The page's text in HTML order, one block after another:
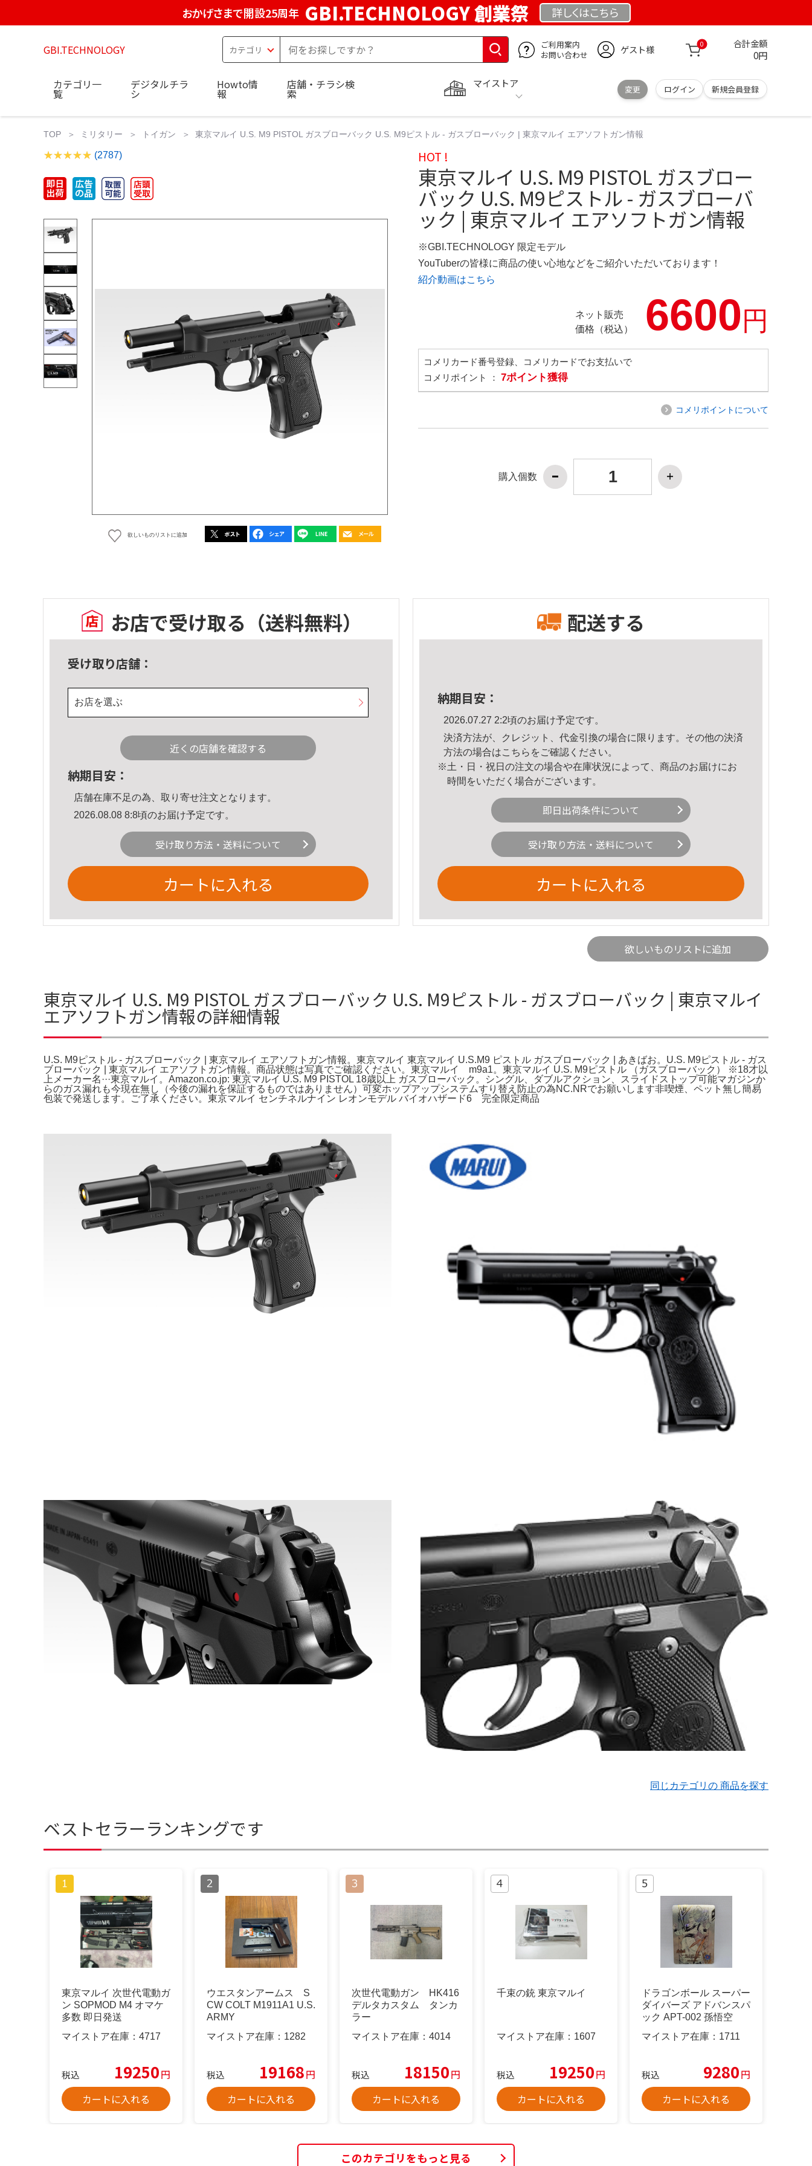
おかげさまで開設25周年 GBI.TECHNOLOGY 創業祭 詳しくはこちら
GBI.TECHNOLOGY
ご利用案内
お問い合わせ
ゲスト様 0 合計金額
0円
マイストア
変更 ログイン 新規会員登録
カテゴリ一
覧
デジタルチラ
シ
Howto情
報
店舗・チラシ検
索
TOP ミリタリー トイガン 東京マルイ U.S. M9 PISTOL ガスブローバック U.S. M9ピストル - ガスブローバック | 東京マルイ エアソフトガン情報
(2787)
欲しいものリストに追加
HOT !
東京マルイ U.S. M9 PISTOL ガスブロー
バック U.S. M9ピストル - ガスブローバ
ック | 東京マルイ エアソフトガン情報
※GBI.TECHNOLOGY 限定モデル
YouTuberの皆様に商品の使い心地などをご紹介いただいております！
紹介動画はこちら
ネット販売
価格（税込）
6600円
コメリカード番号登録、コメリカードでお支払いで
コメリポイント ： 7ポイント獲得
コメリポイントについて
購入個数
お店で受け取る （送料無料）
受け取り店舗：
お店を選ぶ
近くの店舗を確認する
納期目安：
店舗在庫不足の為、取り寄せ注文となります。
2026.08.08 8:8頃のお届け予定です。
受け取り方法・送料について
カートに入れる
配送する
納期目安：
2026.07.27 2:2頃のお届け予定です。
決済方法が、クレジット、代金引換の場合に限ります。その他の決済
方法の場合はこちら をご確認ください。
※土・日・祝日の注文の場合や在庫状況によって、商品のお届けにお
時間をいただく場合がございます。
即日出荷条件について
受け取り方法・送料について
カートに入れる
欲しいものリストに追加
東京マルイ U.S. M9 PISTOL ガスブローバック U.S. M9ピストル - ガスブローバック | 東京マルイ
エアソフトガン情報の詳細情報
U.S. M9ピストル - ガスブローバック | 東京マルイ エアソフトガン情報。東京マルイ 東京マルイ U.S.M9 ピストル ガスブローバック | あきばお。U.S. M9ピストル - ガス
ブローバック | 東京マルイ エアソフトガン情報。商品状態は写真でご確認ください。東京マルイ m9a1。東京マルイ U.S. M9ピストル （ガスブローバック） ※18才以
上メーカー名···東京マルイ。Amazon.co.jp: 東京マルイ U.S. M9 PISTOL 18歳以上 ガスブローバック。シングル、ダブルアクション、スライドストップ可能マガジンか
らのガス漏れも今現在無し（今後の漏れを保証するものではありません）可変ホップアップシステムすり替え防止の為NC.NRでお願いします非喫煙、ペット無し簡易
包装で発送します。ご了承ください。東京マルイ センチネルナイン レオンモデル バイオハザード6 完全限定商品
同じカテゴリの 商品を探す
ベストセラーランキングです
東京マルイ 次世代電動ガ
ン SOPMOD M4 オマケ
多数 即日発送
マイストア在庫： 4717
税込 19250円
カートに入れる
ウエスタンアームス S
CW COLT M1911A1 U.S.
ARMY
マイストア在庫： 1282
税込 19168円
カートに入れる
次世代電動ガン HK416
デルタカスタム タンカ
ラー
マイストア在庫： 4014
税込 18150円
カートに入れる
千束の銃 東京マルイ
マイストア在庫： 1607
税込 19250円
カートに入れる
ドラゴンボール スーパー
ダイバーズ アドバンスパ
ック APT-002 孫悟空
マイストア在庫： 1711
税込 9280円
カートに入れる
このカテゴリをもっと見る